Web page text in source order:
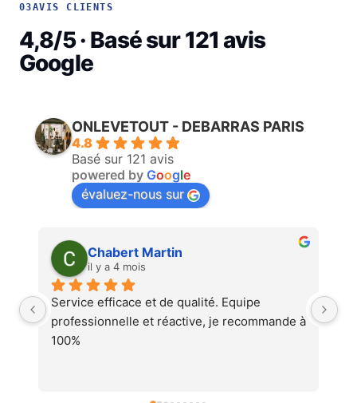
03AVIS CLIENTS
4,8/5 · Basé sur 121 avis
Google
ONLEVETOUT - DEBARRAS PARIS
4.8
Basé sur 121 avis
powered by Google
évaluez-nous sur
Martin Faliu
il y a 4 mois
Service au top, devis ultra rapide et
cohérent, équipes professionnelles et
soignéesJe recommande !